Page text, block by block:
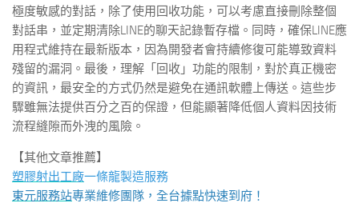
極度敏感的對話，除了使用回收功能，可以考慮直接刪除整個
對話串，並定期清除LINE的聊天記錄暫存檔。同時，確保LINE應
用程式維持在最新版本，因為開發者會持續修復可能導致資料
殘留的漏洞。最後，理解「回收」功能的限制，對於真正機密
的資訊，最安全的方式仍然是避免在通訊軟體上傳送。這些步
驟雖無法提供百分之百的保證，但能顯著降低個人資料因技術
流程縫隙而外洩的風險。
【其他文章推薦】
塑膠射出工廠一條龍製造服務
東元服務站專業維修團隊，全台據點快速到府！